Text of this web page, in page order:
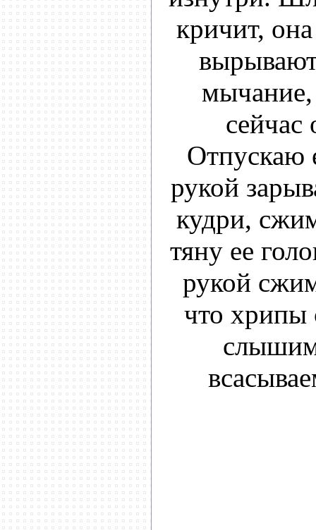
кричит,
мычание,
сейчас
Отпускаю
рукой
кудри,
тяну ее
рукой
что хрипы